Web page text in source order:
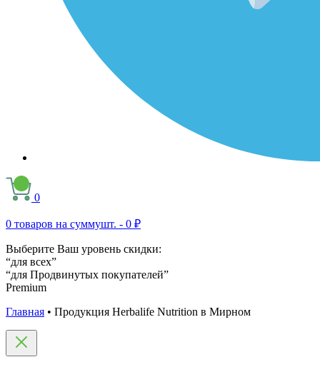
0
0 товаров на суммушт. - 0 ₽
Выберите Ваш уровень скидки:
“для всех”
“для Продвинутых покупателей”
Premium
Главная • Продукция Herbalife Nutrition в Мирном